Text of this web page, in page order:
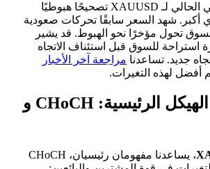
يظهر الرسم البياني الحالي لـ XAUUSD تصحيحًا هبوطيًا
شهد السعر سابقًا تحركات صعودية
تحول مؤخرًا نحو الهبوط. قد يشير
استراحة للسوق قبل استئناف الاتجاه
جديد. تساعدنا مراجعة آخر الأخبار
لهذه التغيرات.
تحديد نقاط الهيكل الرئيسية: CHoCH و
، يساعدنا مفهومان رئيسيان، CHoCH